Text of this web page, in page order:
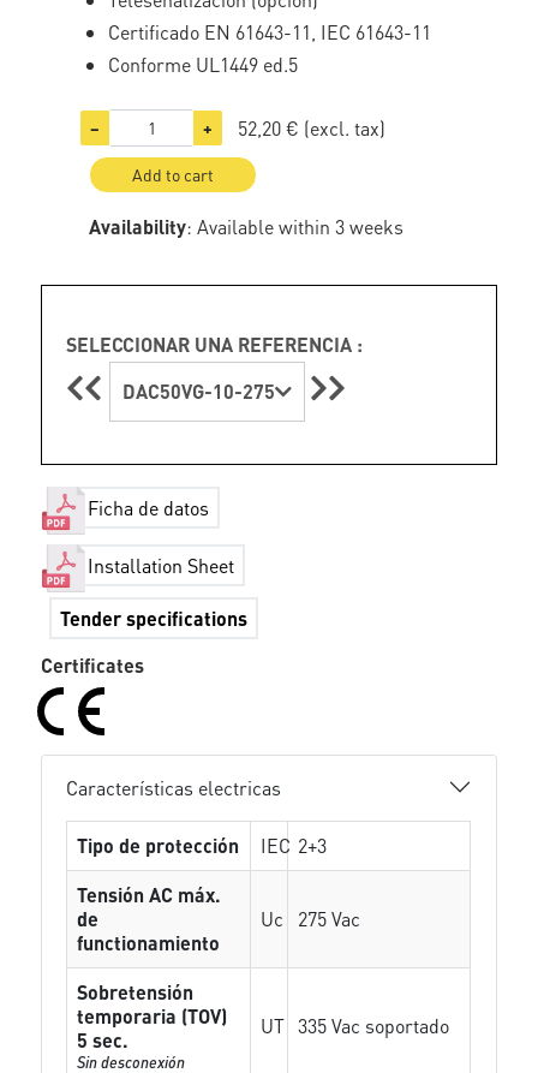
Certificado EN 61643-11, IEC 61643-11
Conforme UL1449 ed.5
− + 52,20 € (excl. tax)
Add to cart
Availability: Available within 3 weeks
SELECCIONAR UNA REFERENCIA :
DAC50VG-10-275
Ficha de datos
Installation Sheet
Tender specifications
Certificates
Características electricas
Tipo de protección IEC 2+3
Tensión AC máx.
de
functionamiento
Uc 275 Vac
Sobretensión
temporaria (TOV)
5 sec.
Sin desconexión
UT 335 Vac soportado